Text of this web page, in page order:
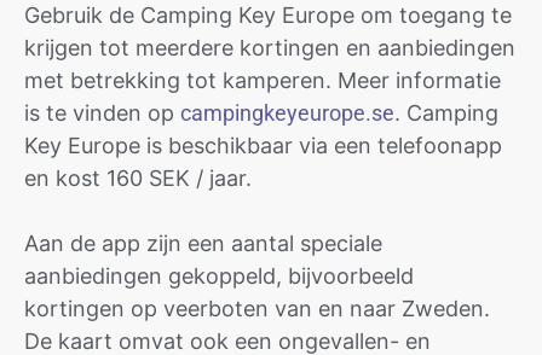
Gebruik de Camping Key Europe om toegang te
krijgen tot meerdere kortingen en aanbiedingen
met betrekking tot kamperen. Meer informatie
is te vinden op campingkeyeurope.se. Camping
Key Europe is beschikbaar via een telefoonapp
en kost 160 SEK / jaar.
Aan de app zijn een aantal speciale
aanbiedingen gekoppeld, bijvoorbeeld
kortingen op veerboten van en naar Zweden.
De kaart omvat ook een ongevallen- en